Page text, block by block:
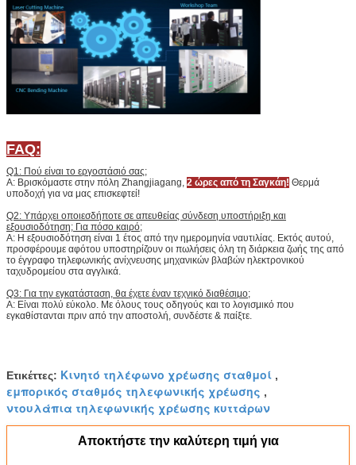
FAQ:
Q1: Πού είναι το εργοστάσιό σας;
Α: Βρισκόμαστε στην πόλη Zhangjiagang, 2 ώρες από τη Σαγκάη! Θερμά
υποδοχή για να μας επισκεφτεί!
Q2: Υπάρχει οποιεσδήποτε σε απευθείας σύνδεση υποστήριξη και
εξουσιοδότηση; Για πόσο καιρό;
Α: Η εξουσιοδότηση είναι 1 έτος από την ημερομηνία ναυτιλίας. Εκτός αυτού,
προσφέρουμε αφότου υποστηρίζουν οι πωλήσεις όλη τη διάρκεια ζωής της από
το έγγραφο τηλεφωνικής ανίχνευσης μηχανικών βλαβών ηλεκτρονικού
ταχυδρομείου στα αγγλικά.
Q3: Για την εγκατάσταση, θα έχετε έναν τεχνικό διαθέσιμο;
Α: Είναι πολύ εύκολο. Με όλους τους οδηγούς και το λογισμικό που
εγκαθίστανται πριν από την αποστολή, συνδέστε & παίξτε.
Ετικέττες: Κινητό τηλέφωνο χρέωσης σταθμοί ,
εμπορικός σταθμός τηλεφωνικής χρέωσης ,
ντουλάπια τηλεφωνικής χρέωσης κυττάρων
Αποκτήστε την καλύτερη τιμή για